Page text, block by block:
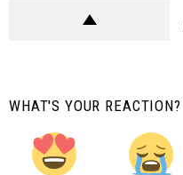
WHAT'S YOUR REACTION?